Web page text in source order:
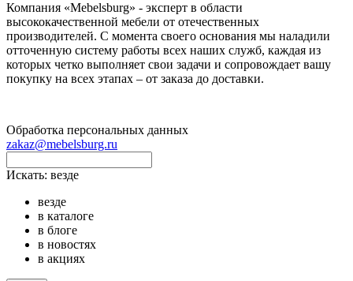
Компания «Mebelsburg» - эксперт в области
высококачественной мебели от отечественных
производителей. С момента своего основания мы наладили
отточенную систему работы всех наших служб, каждая из
которых четко выполняет свои задачи и сопровождает вашу
покупку на всех этапах – от заказа до доставки.
Обработка персональных данных
zakaz@mebelsburg.ru
Искать: везде
везде
в каталоге
в блоге
в новостях
в акциях